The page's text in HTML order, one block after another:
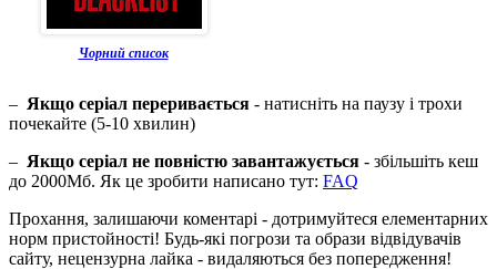
Чорний список
– Якщо серіал переривається - натисніть на паузу і трохи
почекайте (5-10 хвилин)
– Якщо серіал не повністю завантажується - збільшіть кеш
до 2000Мб. Як це зробити написано тут: FAQ
Прохання, залишаючи коментарі - дотримуйтеся елементарних
норм пристойності! Будь-які погрози та образи відвідувачів
сайту, нецензурна лайка - видаляються без попередження!